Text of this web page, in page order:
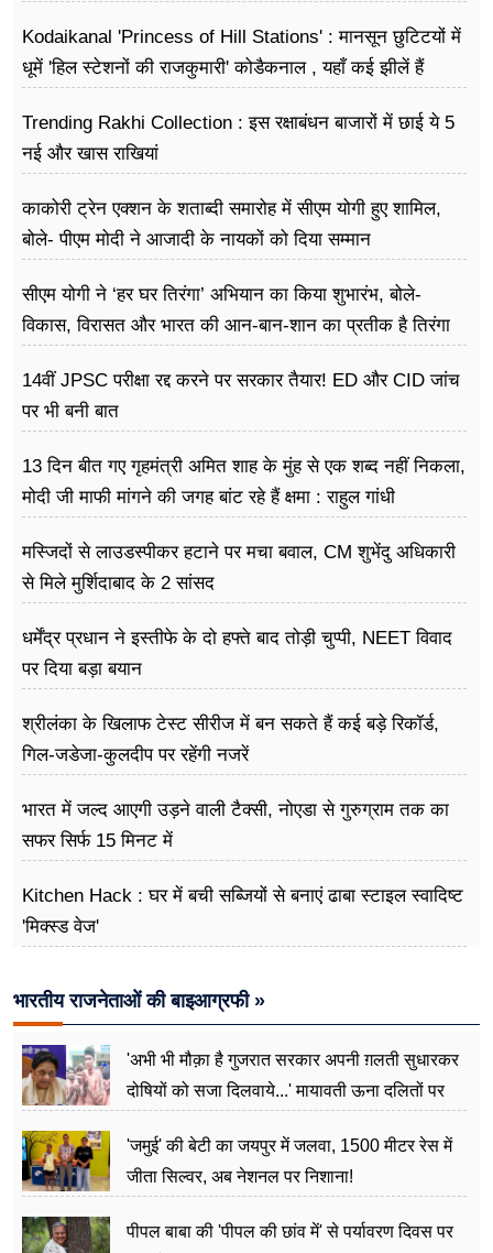
Kodaikanal 'Princess of Hill Stations' : मानसून छुटिटयों में
धूमें 'हिल स्टेशनों की राजकुमारी' कोडैकनाल , यहाँ कई झीलें हैं
Trending Rakhi Collection : इस रक्षाबंधन बाजारों में छाई ये 5
नई और खास राखियां
काकोरी ट्रेन एक्शन के शताब्दी समारोह में सीएम योगी हुए शामिल,
बोले- पीएम मोदी ने आजादी के नायकों को दिया सम्मान
सीएम योगी ने ‘हर घर तिरंगा’ अभियान का किया शुभारंभ, बोले-
विकास, विरासत और भारत की आन-बान-शान का प्रतीक है तिरंगा
14वीं JPSC परीक्षा रद्द करने पर सरकार तैयार! ED और CID जांच
पर भी बनी बात
13 दिन बीत गए गृहमंत्री अमित शाह के मुंह से एक शब्द नहीं निकला,
मोदी जी माफी मांगने की जगह बांट रहे हैं क्षमा : राहुल गांधी
मस्जिदों से लाउडस्पीकर हटाने पर मचा बवाल, CM शुभेंदु अधिकारी
से मिले मुर्शिदाबाद के 2 सांसद
धर्मेंद्र प्रधान ने इस्तीफे के दो हफ्ते बाद तोड़ी चुप्पी, NEET विवाद
पर दिया बड़ा बयान
श्रीलंका के खिलाफ टेस्ट सीरीज में बन सकते हैं कई बड़े रिकॉर्ड,
गिल-जडेजा-कुलदीप पर रहेंगी नजरें
भारत में जल्द आएगी उड़ने वाली टैक्सी, नोएडा से गुरुग्राम तक का
सफर सिर्फ 15 मिनट में
Kitchen Hack : घर में बची सब्जियों से बनाएं ढाबा स्टाइल स्वादिष्ट
'मिक्स्ड वेज'
भारतीय राजनेताओं की बाइआग्रफी »
'अभी भी मौक़ा है गुजरात सरकार अपनी ग़लती सुधारकर
दोषियों को सजा दिलवाये...' मायावती ऊना दलितों पर
'जमुई' की बेटी का जयपुर में जलवा, 1500 मीटर रेस में
जीता सिल्वर, अब नेशनल पर निशाना!
पीपल बाबा की 'पीपल की छांव में' से पर्यावरण दिवस पर